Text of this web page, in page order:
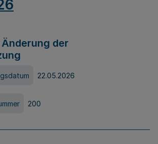
der
22.05.2026
200